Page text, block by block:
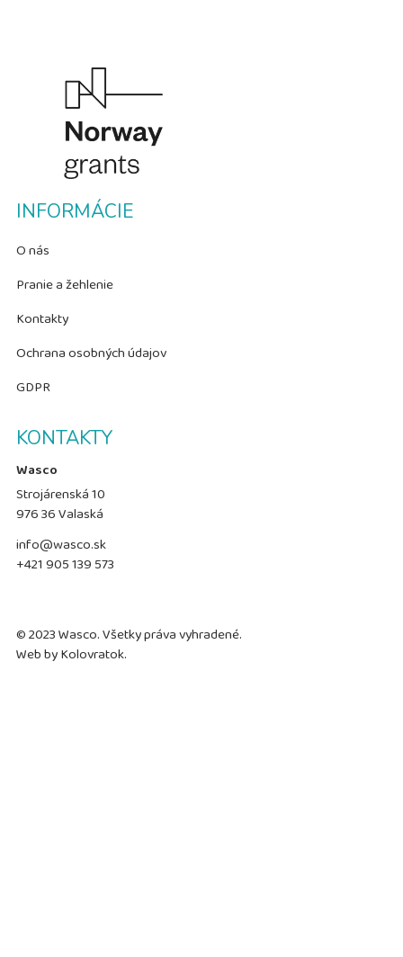
INFORMÁCIE
O nás
Pranie a žehlenie
Kontakty
Ochrana osobných údajov
GDPR
KONTAKTY
Wasco
Strojárenská 10
976 36 Valaská
info@wasco.sk
+421 905 139 573
© 2023 Wasco. Všetky práva vyhradené.
Web byKolovratok.